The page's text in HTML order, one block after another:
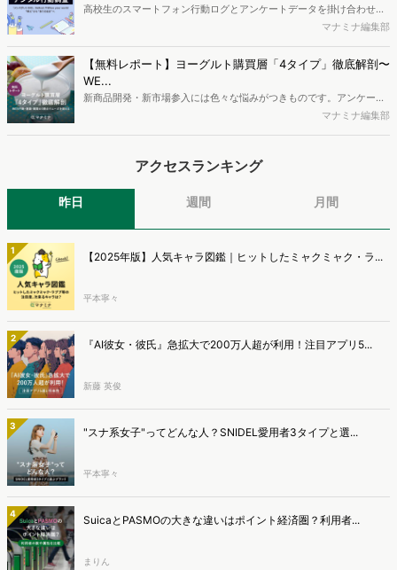
疑問をお抱えのSEO・Webマーケティングご担当者様におすすめの内
容となっています。※本レポートは記事のフォームから無料でダウン
高校生のスマートフォン行動ログとアンケートデータを掛け合わせ、
最新の若年層（高校生）におけるデジタル行動実態やSNSの利用傾向
ち、スマートフォンを取り巻く環境が成熟するなか、新興SNSの台頭
により高校生のデジタルライフスタイルは新たな変化を見せていま
す。※資料は記事内の入力フォームより、ダウンロードいただけま
マナミナ編集部
【無料レポート】ヨーグルト購買層「4タイプ」徹底解剖〜
WE...
新商品開発・新市場参入には色々な悩みがつきものです。アンケート
調査を実施しても、購買実態が不透明、新商品の受容性も判断しきれ
ようにして市場理解をしていけるのか、現状の既発商品のセグメント
す。新商品開発関連担当者様・マーケティング担当者様向け必見のレ
ウンロードできます。
マナミナ編集部
アクセスランキング
昨日 週間 月間
1 【2025年版】人気キャラ図鑑｜ヒットしたミャクミャク・ラ...
平本寧々
2 『AI彼女・彼氏』急拡大で200万人超が利用！注目アプリ5...
新藤 英俊
3 "スナ系女子"ってどんな人？SNIDEL愛用者3タイプと選...
平本寧々
4 SuicaとPASMOの大きな違いはポイント経済圏？利用者...
まりん